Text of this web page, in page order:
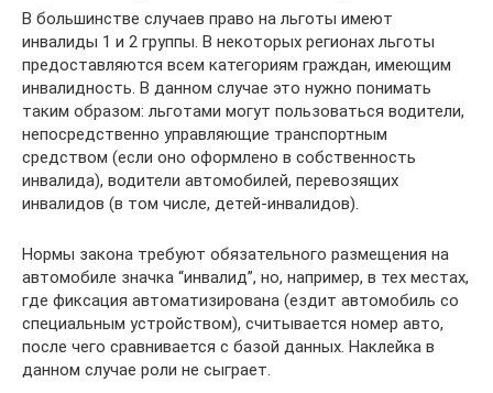
В большинстве случаев право на льготы имеют
инвалиды 1 и 2 группы. В некоторых регионах льготы
предоставляются всем категориям граждан, имеющим
инвалидность. В данном случае это нужно понимать
таким образом: льготами могут пользоваться водители,
непосредственно управляющие транспортным
средством (если оно оформлено в собственность
инвалида), водители автомобилей, перевозящих
инвалидов (в том числе, детей-инвалидов).
Нормы закона требуют обязательного размещения на
автомобиле значка “инвалид”, но, например, в тех местах,
где фиксация автоматизирована (ездит автомобиль со
специальным устройством), считывается номер авто,
после чего сравнивается с базой данных. Наклейка в
данном случае роли не сыграет.